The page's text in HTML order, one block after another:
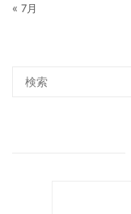
« 7月